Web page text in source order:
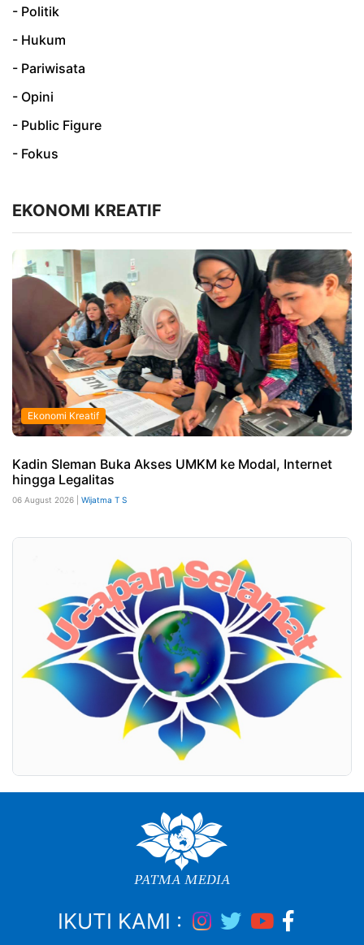
- Politik
- Hukum
- Pariwisata
- Opini
- Public Figure
- Fokus
EKONOMI KREATIF
Ekonomi Kreatif
Kadin Sleman Buka Akses UMKM ke Modal, Internet
hingga Legalitas
06 August 2026 | Wijatma T S
IKUTI KAMI :